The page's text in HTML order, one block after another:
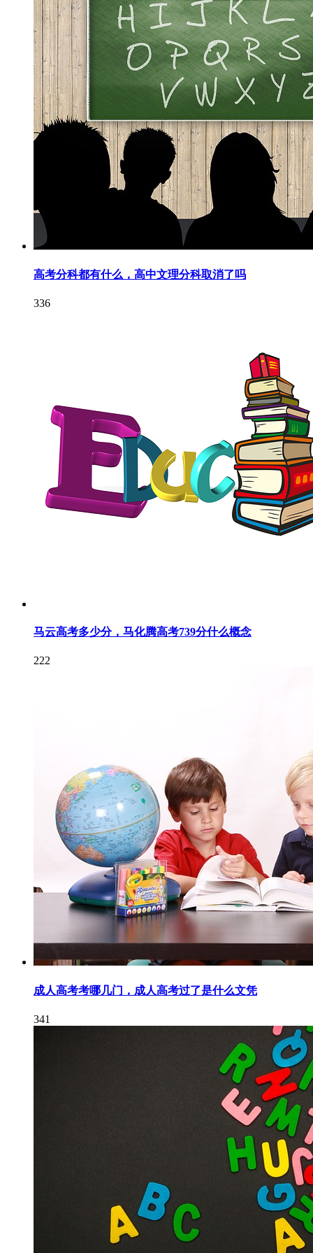
高考分科都有什么，高中文理分科取消了吗
336
马云高考多少分，马化腾高考739分什么概念
222
成人高考考哪几门，成人高考过了是什么文凭
341